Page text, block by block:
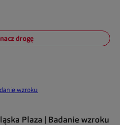
drogę
Plaza | Badanie wzroku